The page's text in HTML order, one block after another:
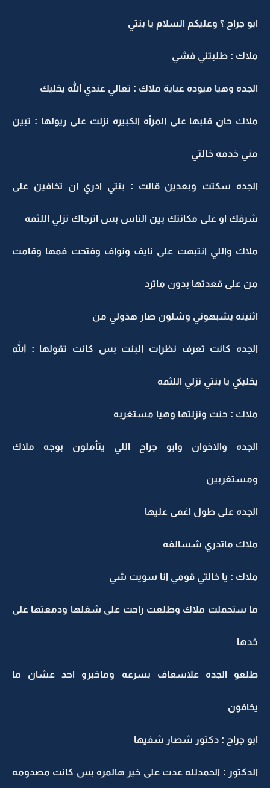
ابو جراح ؟ وعليكم السلام يا بنتي
ملاك : طلبتني فشي
الجده وهيا ميوده عباية ملاك : تعالي عندي الله يخليك
ملاك حان قلبها على المرأه الكبيره نزلت على ريولها : تبين
مني خدمه خالتي
الجده سكتت وبعدين قالت : بنتي ادري ان تخافين على
شرفك او على مكانتك بين الناس بس اترجاك نزلي اللثمه
ملاك واللي انتبهت على نايف ونواف وفتحت فمها وقامت
من على قعدتها بدون ماترد
اثنينه يشبهوني وشلون صار هذولي من
الجده كانت تعرف نظرات البنت بس كانت تقولها : الله
يخليكي يا بنتي نزلي اللثمه
ملاك : حنت ونزلتها وهيا مستغربه
الجده والاخوان وابو جراح اللي يتأملون بوجه ملاك
ومستغربين
الجده على طول اغمى عليها
ملاك ماتدري شسالفه
ملاك : يا خالتي قومي انا سويت شي
ما ستحملت ملاك وطلعت راحت على شغلها ودمعتها على
خدها
طلعو الجده علاسعاف بسرعه وماخبرو احد عشان ما
يخافون
ابو جراح : دكتور شصار شفيها
الدكتور : الحمدلله عدت على خير هالمره بس كانت مصدومه